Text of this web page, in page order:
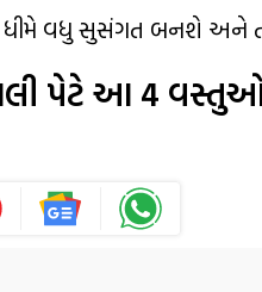
વધુ સુસંગત બનશે અને
પેટે આ 4 વસ્તુઓ